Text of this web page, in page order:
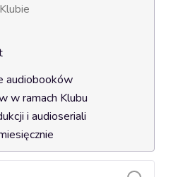
audiobooków
w ramach Klubu
i audioseriali